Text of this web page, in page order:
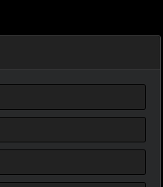
AFNEEMBARE TOUR- PAK